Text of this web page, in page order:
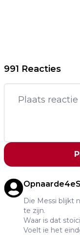
991 Reacties
Die Messi blijkt
te zijn.
Waar is dat
Voelt ie het